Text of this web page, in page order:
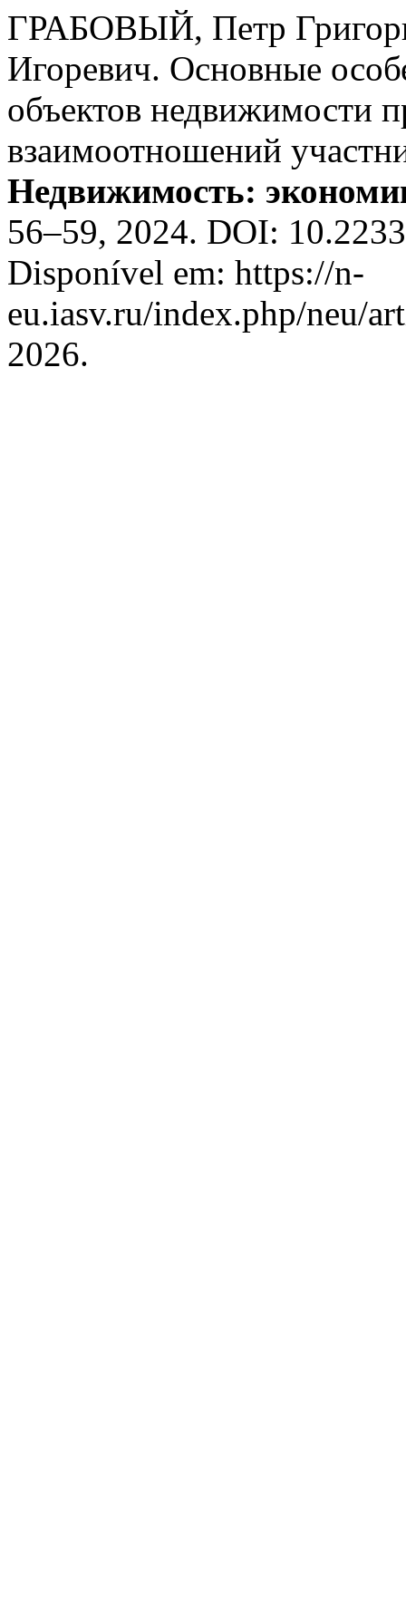
ГРАБОВЫЙ, Петр
Игоревич. Основные
объектов недвижимости
взаимоотношений
Недвижимость:
56–59, 2024. DOI:
Disponível em: https://n-
eu.iasv.ru/index.php/neu/
2026.